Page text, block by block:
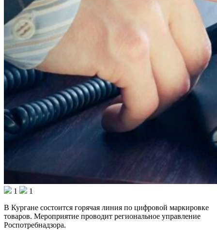
1
1
В Кургане состоится горячая линия по цифровой маркировке
товаров. Мероприятие проводит региональное управление
Роспотребнадзора.